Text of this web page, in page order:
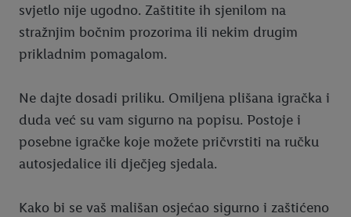
svjetlo nije ugodno. Zaštitite ih sjenilom na
stražnjim bočnim prozorima ili nekim drugim
prikladnim pomagalom.
Ne dajte dosadi priliku. Omiljena plišana igračka i
duda već su vam sigurno na popisu. Postoje i
posebne igračke koje možete pričvrstiti na ručku
autosjedalice ili dječjeg sjedala.
Kako bi se vaš mališan osjećao sigurno i zaštićeno